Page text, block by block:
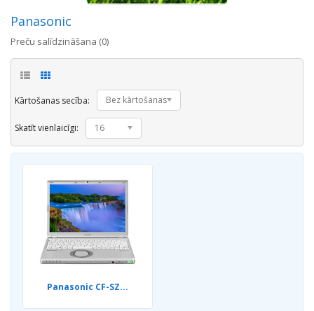
Panasonic
Preču salīdzināšana (0)
Kārtošanas secība: Bez kārtošanas
Skatīt vienlaicīgi: 16
Panasonic CF-SZ...